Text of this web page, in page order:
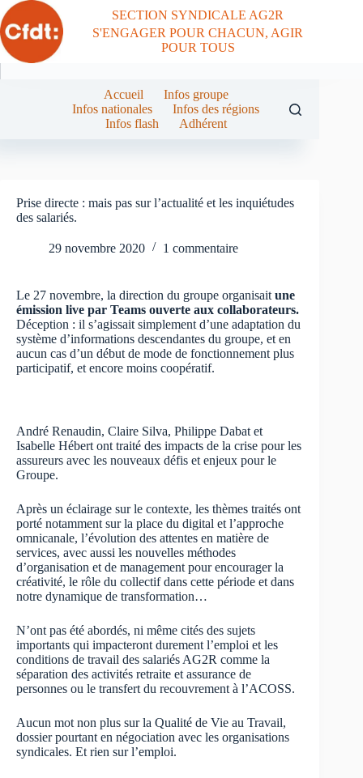
Passer
au
contenu
SECTION SYNDICALE AG2R
S'ENGAGER POUR CHACUN, AGIR
POUR TOUS
Accueil
Infos groupe
Infos nationales
Infos des régions
Infos flash
Adhérent
Prise directe : mais pas sur l’actualité et les inquiétudes
des salariés.
29 novembre 2020 1 commentaire
Le 27 novembre, la direction du groupe organisait une
émission live par Teams ouverte aux collaborateurs.
Déception : il s’agissait simplement d’une adaptation du
système d’informations descendantes du groupe, et en
aucun cas d’un début de mode de fonctionnement plus
participatif, et encore moins coopératif.
​​​​​​​​​​​​​​André Renaudin, Claire Silva, Philippe Dabat et
Isabelle Hébert ont traité des impacts de la crise pour les
assureurs ​avec les nouveaux défis et enjeux pour le
Groupe.
Après un éclairage sur le contexte, les thèmes traités ont
porté notamment sur la place du digital et l’approche
omnicanale, l’évolution des attentes en matière de
services, avec aussi les nouvelles méthodes
d’organisation et de management pour encourager la
créativité, le rôle du collectif dans cette période et dans
notre dynamique de transformation…
N’ont pas été abordés, ni même cités des sujets
importants qui impacteront durement l’emploi et les
conditions de travail des salariés AG2R comme la
séparation des activités retraite et assurance de
personnes ou le transfert du recouvrement à l’ACOSS.
Aucun mot non plus sur la Qualité de Vie au Travail,
dossier pourtant en négociation avec les organisations
syndicales. Et rien sur l’emploi.